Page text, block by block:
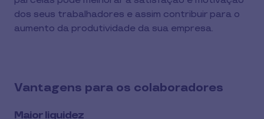
dos seus trabalhadores e assim contribuir para o
aumento da produtividade da sua empresa.
Vantagens para os colaboradores
Maior liquidez